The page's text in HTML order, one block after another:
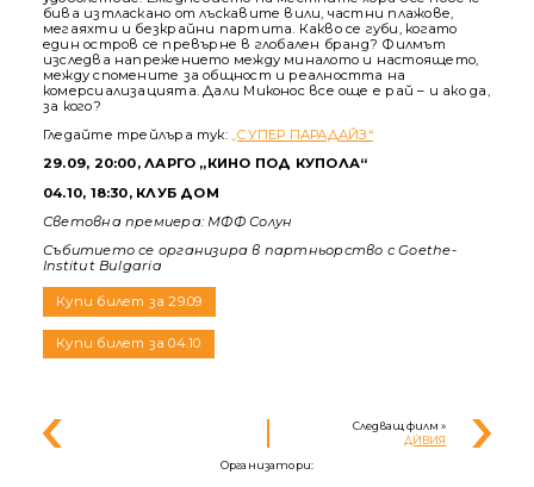
бива изтласкано от лъскавите вили, частни плажове,
мегаяхти и безкрайни партита. Какво се губи, когато
един остров се превърне в глобален бранд? Филмът
изследва напрежението между миналото и настоящето,
между спомените за общност и реалността на
комерсиализацията. Дали Миконос все още е рай – и ако да,
за кого?
Гледайте трейлъра тук:„СУПЕР ПАРАДАЙЗ“
29.09, 20:00, ЛАРГО „КИНО ПОД КУПОЛА“
04.10, 18:30, КЛУБ ДОМ
Световна премиера: МФФ Солун
Събитието се организира в партньорство с Goethe-
Institut Bulgaria
Купи билет за 29.09
Купи билет за 04.10
Следващ филм »
ДЍВИЯ
Организатори: